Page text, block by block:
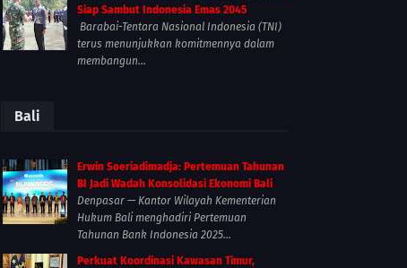
Siap Sambut Indonesia Emas 2045
Barabai-Tentara Nasional Indonesia (TNI)
terus menunjukkan komitmennya dalam
membangun...
Bali
Erwin Soeriadimadja: Pertemuan Tahunan
BI Jadi Wadah Konsolidasi Ekonomi Bali
Denpasar — Kantor Wilayah Kementerian
Hukum Bali menghadiri Pertemuan
Tahunan Bank Indonesia 2025...
Perkuat Koordinasi Kawasan Timur,